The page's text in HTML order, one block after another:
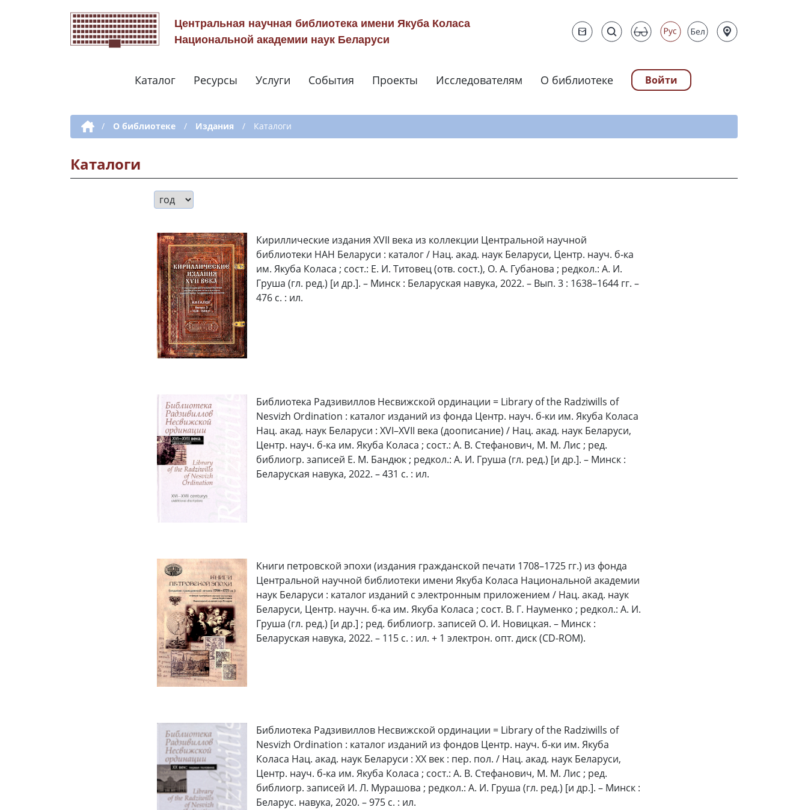
Центральная научная библиотека имени Якуба Коласа
Национальной академии наук Беларуси
Навигация по сайту
Каталог Ресурсы Услуги События Проекты Исследователям О библиотеке Войти
Дополнительная навигация
/ О библиотеке / Издания / Каталоги
Каталоги
Кириллические издания XVII века из коллекции Центральной научной
библиотеки НАН Беларуси : каталог / Нац. акад. наук Беларуси, Центр. науч. б‑ка
им. Якуба Коласа ; сост.: Е. И. Титовец (отв. сост.), О. А. Губанова ; редкол.: А. И.
Груша (гл. ред.) [и др.]. – Минск : Беларуская навука, 2022. – Вып. 3 : 1638–1644 гг. –
476 с. : ил.
Библиотека Радзивиллов Несвижской ординации = Library of the Radziwills of
Nesvizh Ordination : каталог изданий из фонда Центр. науч. б‑ки им. Якуба Коласа
Нац. акад. наук Беларуси : XVI–XVII века (доописание) / Нац. акад. наук Беларуси,
Центр. науч. б‑ка им. Якуба Коласа ; сост.: А. В. Стефанович, М. М. Лис ; ред.
библиогр. записей Е. М. Бандюк ; редкол.: А. И. Груша (гл. ред.) [и др.]. – Минск :
Беларуская навука, 2022. – 431 с. : ил.
Книги петровской эпохи (издания гражданской печати 1708–1725 гг.) из фонда
Центральной научной библиотеки имени Якуба Коласа Национальной академии
наук Беларуси : каталог изданий с электронным приложением / Нац. акад. наук
Беларуси, Центр. научн. б‑ка им. Якуба Коласа ; сост. В. Г. Науменко ; редкол.: А. И.
Груша (гл. ред.) [и др.] ; ред. библиогр. записей О. И. Новицкая. – Минск :
Беларуская навука, 2022. – 115 с. : ил. + 1 электрон. опт. диск (CD-ROM).
Библиотека Радзивиллов Несвижской ординации = Library of the Radziwills of
Nesvizh Ordination : каталог изданий из фондов Центр. науч. б‑ки им. Якуба
Коласа Нац. акад. наук Беларуси : XX век : пер. пол. / Нац. акад. наук Беларуси,
Центр. науч. б‑ка им. Якуба Коласа ; сост.: А. В. Стефанович, М. М. Лис ; ред.
библиогр. записей И. Л. Мурашова ; редкол.: А. И. Груша (гл. ред.) [и др.]. – Минск :
Беларус. навука, 2020. – 975 с. : ил.